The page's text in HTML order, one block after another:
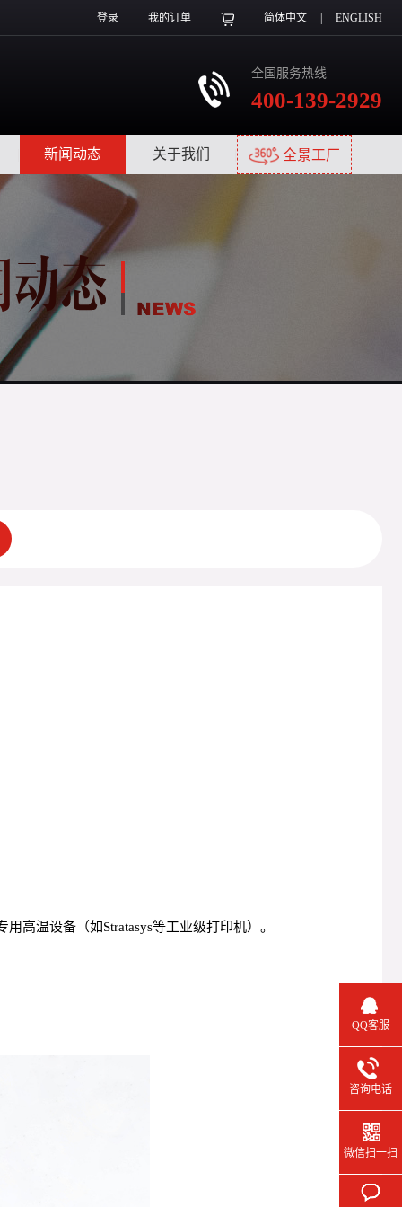
登录 我的订单 简体中文 ENGLISH
全国服务热线
400-139-2929
新闻动态 关于我们 全景工厂
高温设备（如Stratasys等工业级打印机）。
QQ客服
咨询电话
微信扫一扫